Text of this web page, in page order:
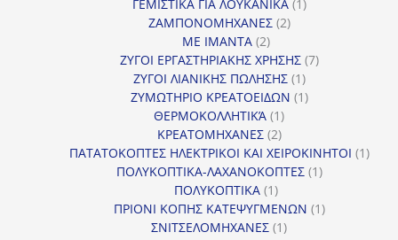
ΓΕΜΙΣΤΙΚΑ ΓΙΑ ΛΟΥΚΑΝΙΚΑ 1
ΖΑΜΠΟΝΟΜΗΧΑΝΕΣ 22
ΜΕ ΙΜΑΝΤΑ 22
προϊόντα
ΖΥΓΟΙ ΕΡΓΑΣΤΗΡΙΑΚΗΣ ΧΡΗΣΗΣ 77
ΖΥΓΟΙ ΛΙΑΝΙΚΗΣ ΠΩΛΗΣΗΣ 11
προϊόν
ΖΥΜΩΤΗΡΙΟ ΚΡΕΑΤΟΕΙΔΩΝ 11
ΘΕΡΜΟΚΟΛΛΗΤΙΚΆ 11
προϊόν
ΚΡΕΑΤΟΜΗΧΑΝΕΣ 22
προϊόντα
ΠΑΤΑΤΟΚΟΠΤΕΣ ΗΛΕΚΤΡΙΚΟΙ ΚΑΙ ΧΕΙΡΟΚΙΝΗΤΟΙ 11
ΠΟΛΥΚΟΠΤΙΚΑ-ΛΑΧΑΝΟΚΟΠΤΕΣ 11
ΠΟΛΥΚΟΠΤΙΚΑ 11
προϊόν
ΠΡΙΟΝΙ ΚΟΠΗΣ ΚΑΤΕΨΥΓΜΕΝΩΝ 11
ΣΝΙΤΣΕΛΟΜΗΧΑΝΕΣ 11